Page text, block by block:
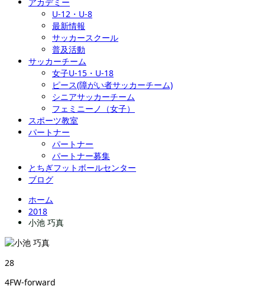
U-12・U-8
最新情報
サッカースクール
普及活動
サッカーチーム
女子U-15・U-18
ピース(障がい者サッカーチーム)
シニアサッカーチーム
フェミニーノ（女子）
スポーツ教室
パートナー
パートナー
パートナー募集
とちぎフットボールセンター
ブログ
ホーム
2018
小池 巧真
28
4FW-forward